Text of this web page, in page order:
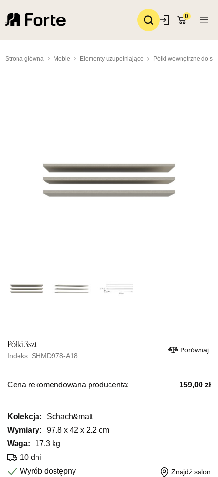
0
Strona główna Meble Elementy uzupełniające Półki wewnętrzne do
Półki 3szt
Indeks: SHMD978-A18
Porównaj
Cena rekomendowana producenta: 159,00 zł
Kolekcja:
Schach&matt
Wymiary:
97.8 x 42 x 2.2 cm
Waga:
17.3 kg
10 dni
Wyrób dostępny
Znajdź salon